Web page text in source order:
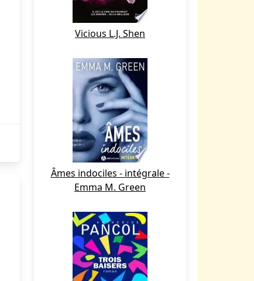
Vicious L.J. Shen
Âmes indociles - intégrale -
Emma M. Green